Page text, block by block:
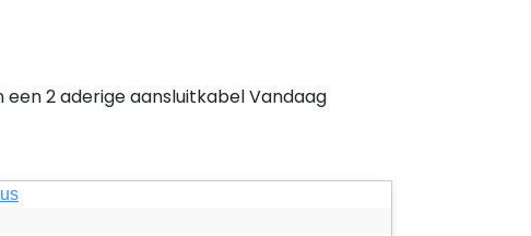
een 2 aderige aansluitkabelVandaag